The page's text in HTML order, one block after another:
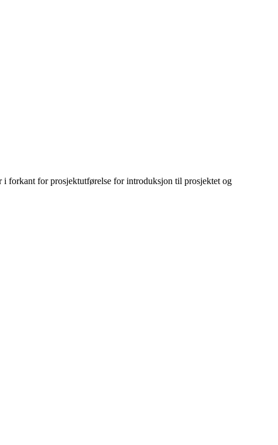
forkant for prosjektutførelse for introduksjon til prosjektet og